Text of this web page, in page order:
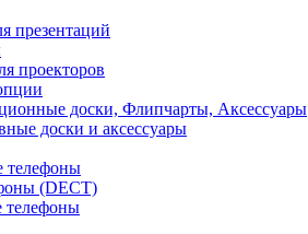
презентаций
проекторов
доски, Флипчарты, Аксессуары
доски и аксессуары
телефоны
(DECT)
телефоны